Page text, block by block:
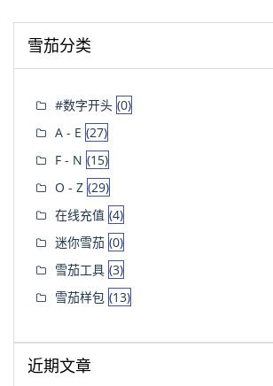
雪茄分类
#数字开头 (0)
A - E (27)
F - N (15)
O - Z (29)
在线充值 (4)
迷你雪茄 (0)
雪茄工具 (3)
雪茄样包 (13)
近期文章